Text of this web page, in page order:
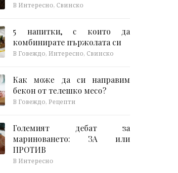
В Интересно, Свинско
5 напитки, с които да
комбинирате пържолата си
В Говеждо, Интересно, Свинско
Как може да си направим
бекон от телешко месо?
В Говеждо, Рецепти
Големият дебат за
мариноването: ЗА или
ПРОТИВ
В Интересно